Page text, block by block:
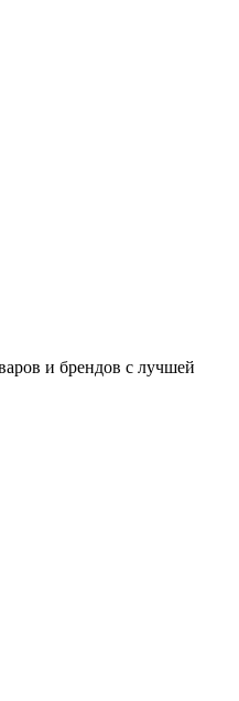
и брендов с лучшей